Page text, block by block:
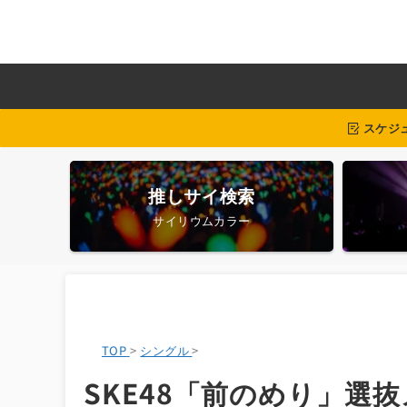
スケジ
推しサイ検索
サイリウムカラー
TOP > シングル>
SKE48「前のめり」選